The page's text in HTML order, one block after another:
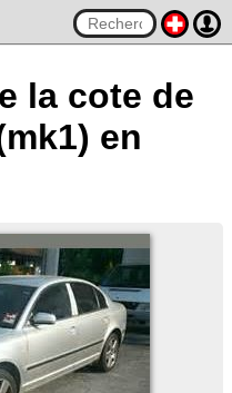
la cote de
en